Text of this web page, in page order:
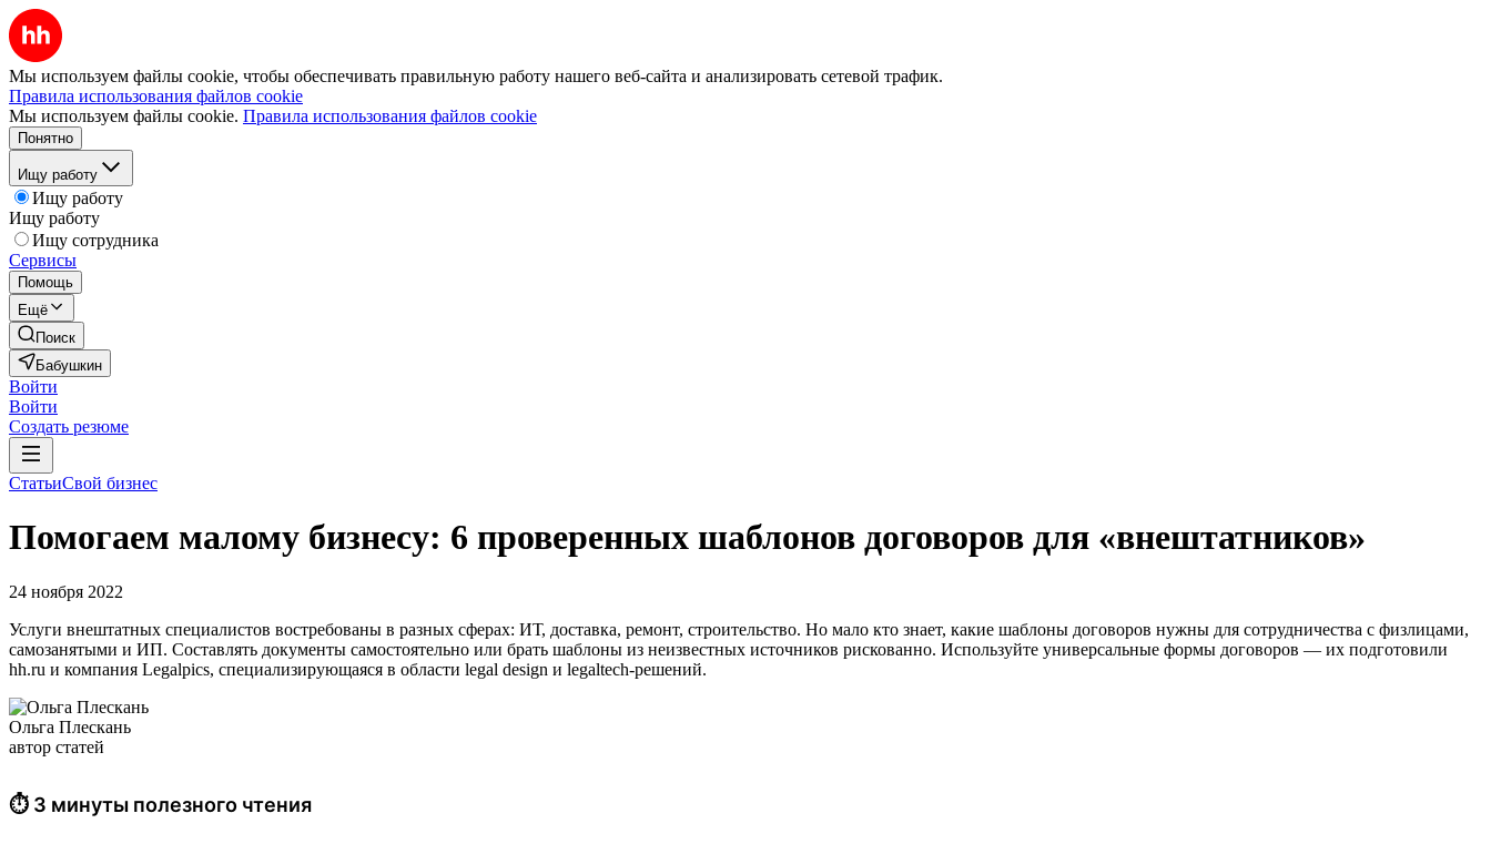
Мы используем файлы cookie, чтобы обеспечивать правильную работу нашего веб-сайта и анализировать сетевой трафик.
Правила использования файлов cookie
Мы используем файлы cookie. Правила использования файлов cookie
Понятно
Ищу работу
Ищу работу
Ищу работу
Ищу сотрудника
Сервисы
Помощь
Ещё
Поиск
Бабушкин
Войти
Войти
Создать резюме
СтатьиСвой бизнес
Помогаем малому бизнесу: 6 проверенных шаблонов договоров для «внештатников»
24 ноября 2022
Услуги внештатных специалистов востребованы в разных сферах: ИТ, доставка, ремонт, строительство. Но мало кто знает, какие шаблоны договоров нужны для сотрудничества с физлицами,
самозанятыми и ИП. Составлять документы самостоятельно или брать шаблоны из неизвестных источников рискованно. Используйте универсальные формы договоров — их подготовили
hh.ru и компания Legalpics, специализирующаяся в области legal design и legaltech-решений.
Ольга Плескань
автор статей
⏱ 3 минуты полезного чтения